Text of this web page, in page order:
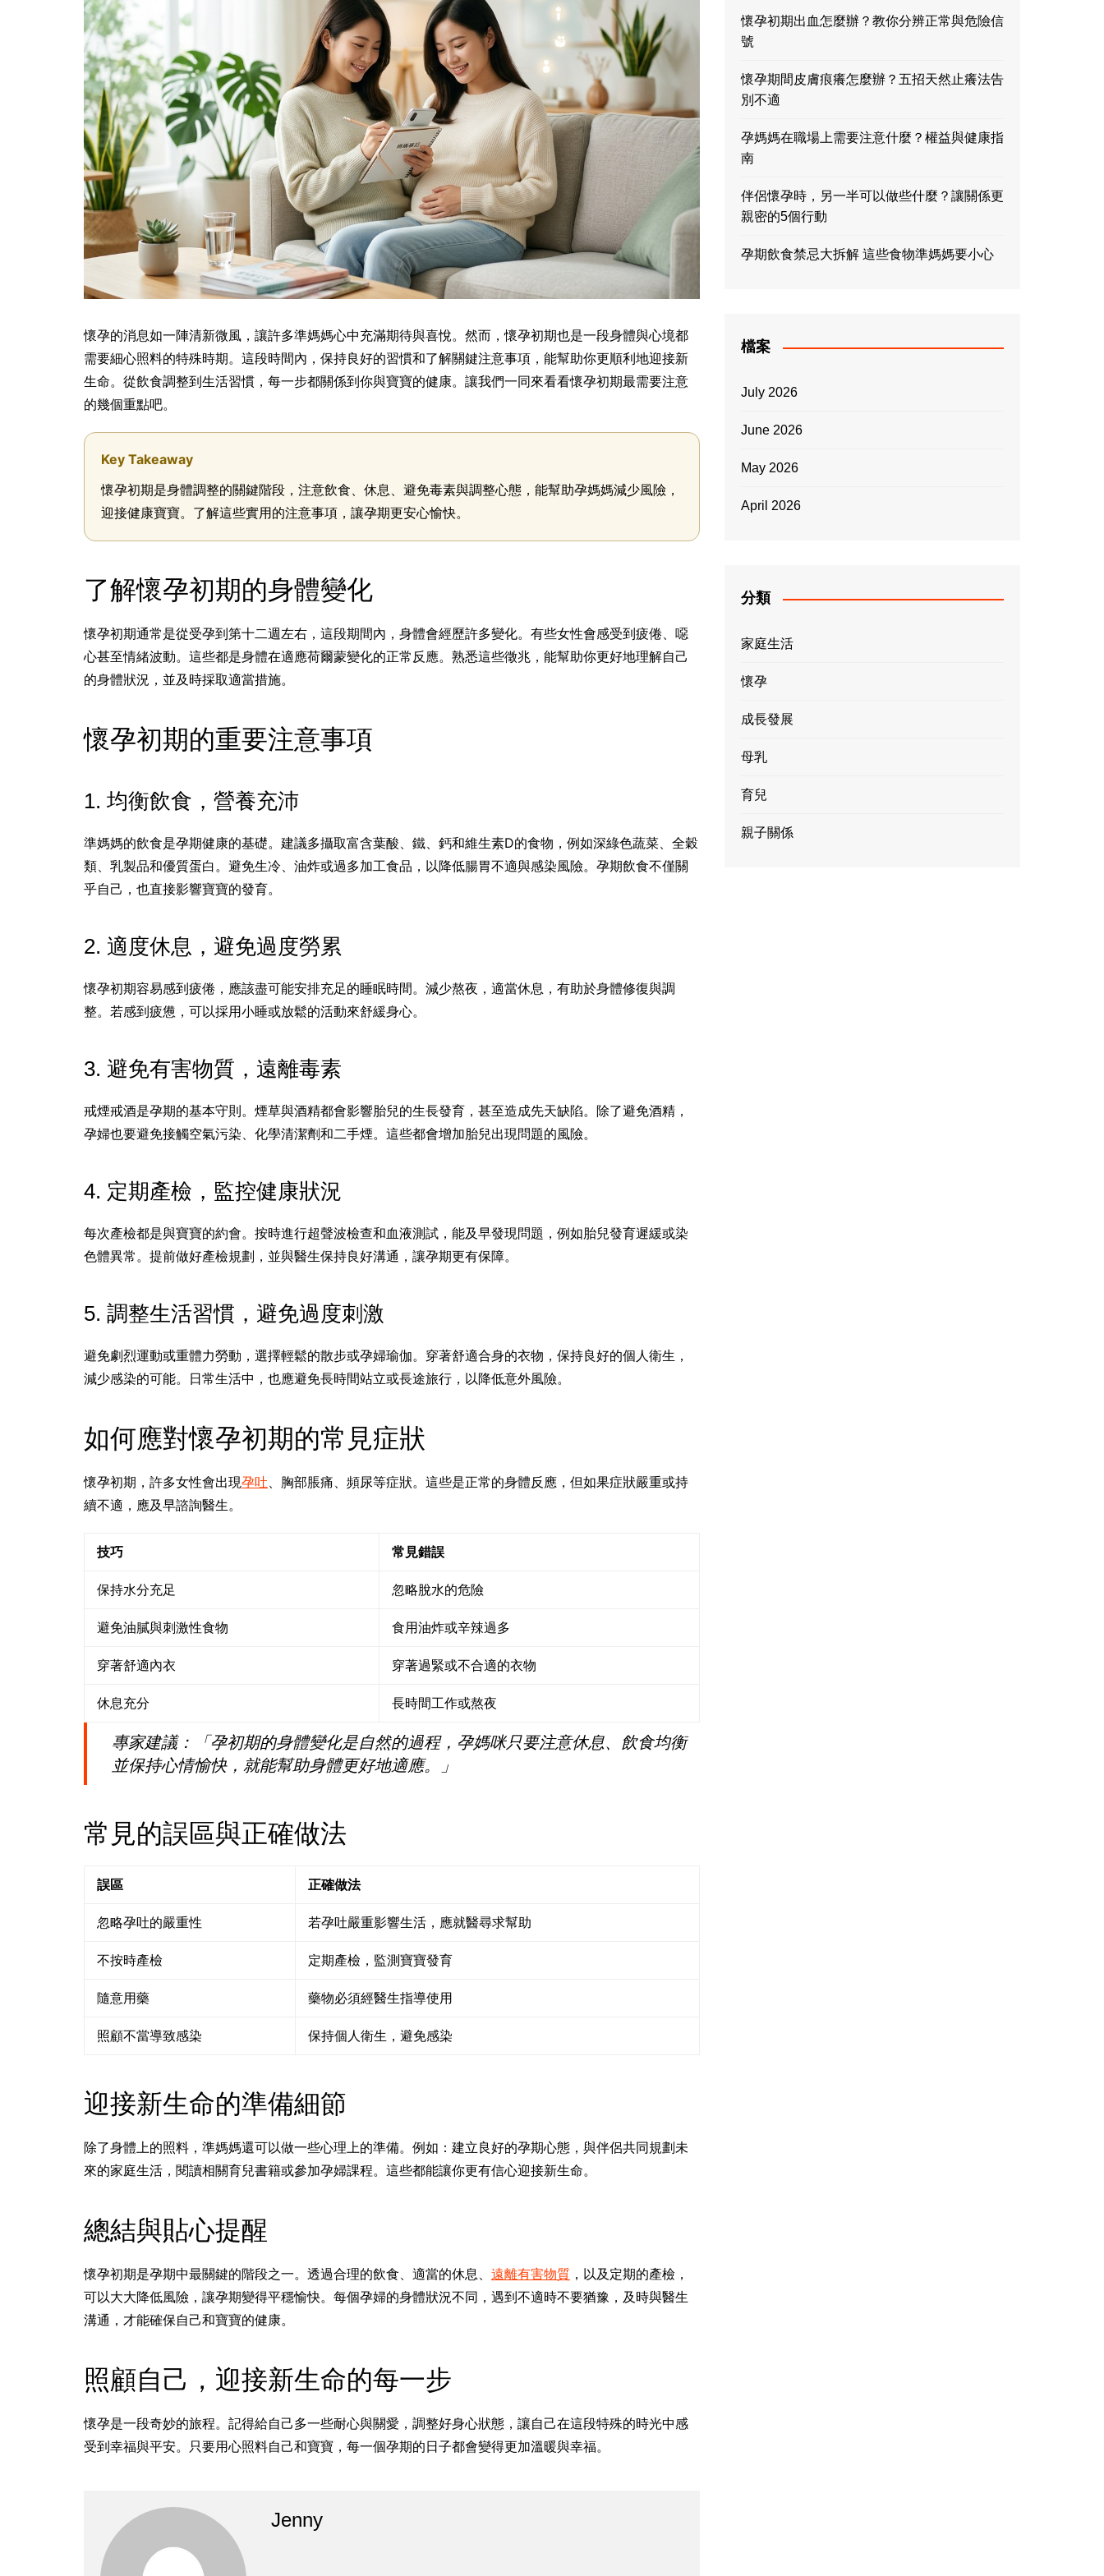
懷孕的消息如一陣清新微風，讓許多準媽媽心中充滿期待與喜悅。然而，懷孕初期也是一段身體與心境都
需要細心照料的特殊時期。這段時間內，保持良好的習慣和了解關鍵注意事項，能幫助你更順利地迎接新
生命。從飲食調整到生活習慣，每一步都關係到你與寶寶的健康。讓我們一同來看看懷孕初期最需要注意
的幾個重點吧。
Key Takeaway
懷孕初期是身體調整的關鍵階段，注意飲食、休息、避免毒素與調整心態，能幫助孕媽媽減少風險，
迎接健康寶寶。了解這些實用的注意事項，讓孕期更安心愉快。
了解懷孕初期的身體變化
懷孕初期通常是從受孕到第十二週左右，這段期間內，身體會經歷許多變化。有些女性會感受到疲倦、噁
心甚至情緒波動。這些都是身體在適應荷爾蒙變化的正常反應。熟悉這些徵兆，能幫助你更好地理解自己
的身體狀況，並及時採取適當措施。
懷孕初期的重要注意事項
1. 均衡飲食，營養充沛
準媽媽的飲食是孕期健康的基礎。建議多攝取富含葉酸、鐵、鈣和維生素D的食物，例如深綠色蔬菜、全穀
類、乳製品和優質蛋白。避免生冷、油炸或過多加工食品，以降低腸胃不適與感染風險。孕期飲食不僅關
乎自己，也直接影響寶寶的發育。
2. 適度休息，避免過度勞累
懷孕初期容易感到疲倦，應該盡可能安排充足的睡眠時間。減少熬夜，適當休息，有助於身體修復與調
整。若感到疲憊，可以採用小睡或放鬆的活動來舒緩身心。
3. 避免有害物質，遠離毒素
戒煙戒酒是孕期的基本守則。煙草與酒精都會影響胎兒的生長發育，甚至造成先天缺陷。除了避免酒精，
孕婦也要避免接觸空氣污染、化學清潔劑和二手煙。這些都會增加胎兒出現問題的風險。
4. 定期產檢，監控健康狀況
每次產檢都是與寶寶的約會。按時進行超聲波檢查和血液測試，能及早發現問題，例如胎兒發育遲緩或染
色體異常。提前做好產檢規劃，並與醫生保持良好溝通，讓孕期更有保障。
5. 調整生活習慣，避免過度刺激
避免劇烈運動或重體力勞動，選擇輕鬆的散步或孕婦瑜伽。穿著舒適合身的衣物，保持良好的個人衛生，
減少感染的可能。日常生活中，也應避免長時間站立或長途旅行，以降低意外風險。
如何應對懷孕初期的常見症狀
懷孕初期，許多女性會出現孕吐、胸部脹痛、頻尿等症狀。這些是正常的身體反應，但如果症狀嚴重或持
續不適，應及早諮詢醫生。
技巧 常見錯誤
保持水分充足 忽略脫水的危險
避免油膩與刺激性食物 食用油炸或辛辣過多
穿著舒適內衣 穿著過緊或不合適的衣物
休息充分 長時間工作或熬夜
專家建議：「孕初期的身體變化是自然的過程，孕媽咪只要注意休息、飲食均衡
並保持心情愉快，就能幫助身體更好地適應。」
常見的誤區與正確做法
誤區 正確做法
忽略孕吐的嚴重性 若孕吐嚴重影響生活，應就醫尋求幫助
不按時產檢 定期產檢，監測寶寶發育
隨意用藥 藥物必須經醫生指導使用
照顧不當導致感染 保持個人衛生，避免感染
迎接新生命的準備細節
除了身體上的照料，準媽媽還可以做一些心理上的準備。例如：建立良好的孕期心態，與伴侶共同規劃未
來的家庭生活，閱讀相關育兒書籍或參加孕婦課程。這些都能讓你更有信心迎接新生命。
總結與貼心提醒
懷孕初期是孕期中最關鍵的階段之一。透過合理的飲食、適當的休息、 遠離有害物質 ，以及定期的產檢，
可以大大降低風險，讓孕期變得平穩愉快。每個孕婦的身體狀況不同，遇到不適時不要猶豫，及時與醫生
溝通，才能確保自己和寶寶的健康。
照顧自己，迎接新生命的每一步
懷孕是一段奇妙的旅程。記得給自己多一些耐心與關愛，調整好身心狀態，讓自己在這段特殊的時光中感
受到幸福與平安。只要用心照料自己和寶寶，每一個孕期的日子都會變得更加溫暖與幸福。
Jenny
懷孕初期出血怎麼辦？教你分辨正常與危險信
號
懷孕期間皮膚痕癢怎麼辦？五招天然止癢法告
別不適
孕媽媽在職場上需要注意什麼？權益與健康指
南
伴侶懷孕時，另一半可以做些什麼？讓關係更
親密的5個行動
孕期飲食禁忌大拆解 這些食物準媽媽要小心
檔案
July 2026
June 2026
May 2026
April 2026
分類
家庭生活
懷孕
成長發展
母乳
育兒
親子關係